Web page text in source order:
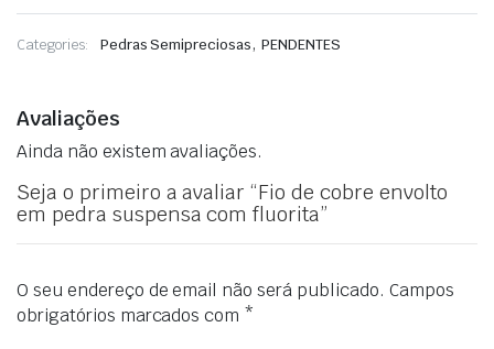
pedra
suspensa
com
Categories: Pedras Semipreciosas,PENDENTES
Avaliações
Ainda não existem avaliações.
Seja o primeiro a avaliar “Fio de cobre envolto
em pedra suspensa com fluorita”
O seu endereço de email não será publicado. Campos
obrigatórios marcados com *